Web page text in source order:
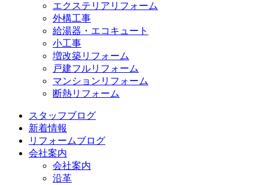
エクステリアリフォーム
外構工事
給湯器・エコキュート
小工事
増改築リフォーム
戸建フルリフォーム
マンションリフォーム
断熱リフォーム
スタッフブログ
新着情報
リフォームブログ
会社案内
会社案内
沿革